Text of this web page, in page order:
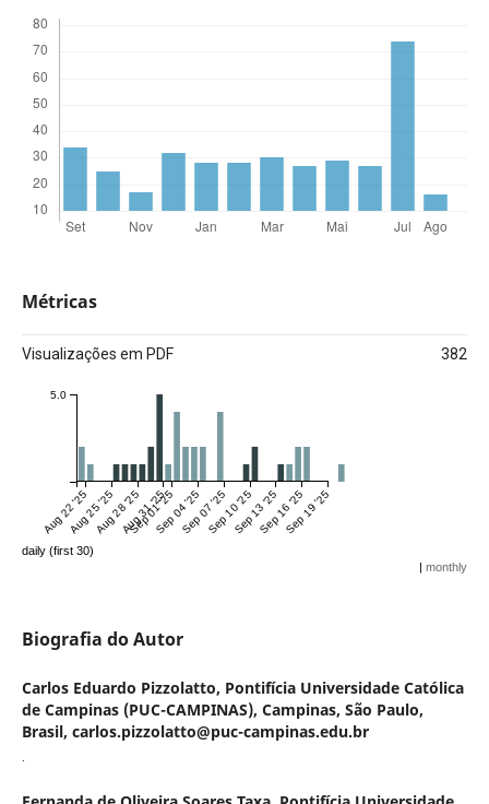
Métricas
Visualizações em PDF 382
Aug 22 '25Aug 25 '25Aug 28 '25Aug 31 '25
Sep 01 '25Sep 04 '25Sep 07 '25Sep 10 '25Sep 13 '25Sep 16 '25Sep 19 '25
5.0
daily (first 30)
|monthly
Biografia do Autor
Carlos Eduardo Pizzolatto, Pontifícia Universidade Católica
de Campinas (PUC-CAMPINAS), Campinas, São Paulo,
Brasil, carlos.pizzolatto@puc-campinas.edu.br
.